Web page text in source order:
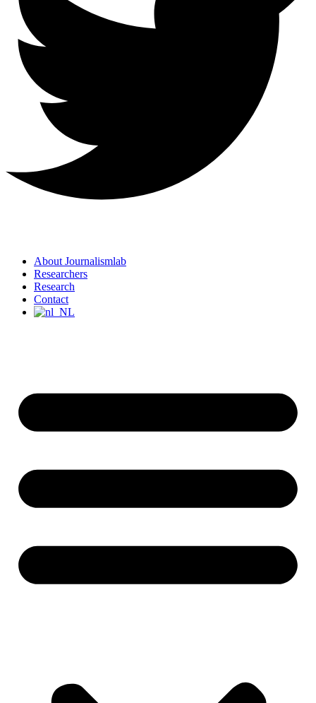
About Journalismlab
Researchers
Research
Contact